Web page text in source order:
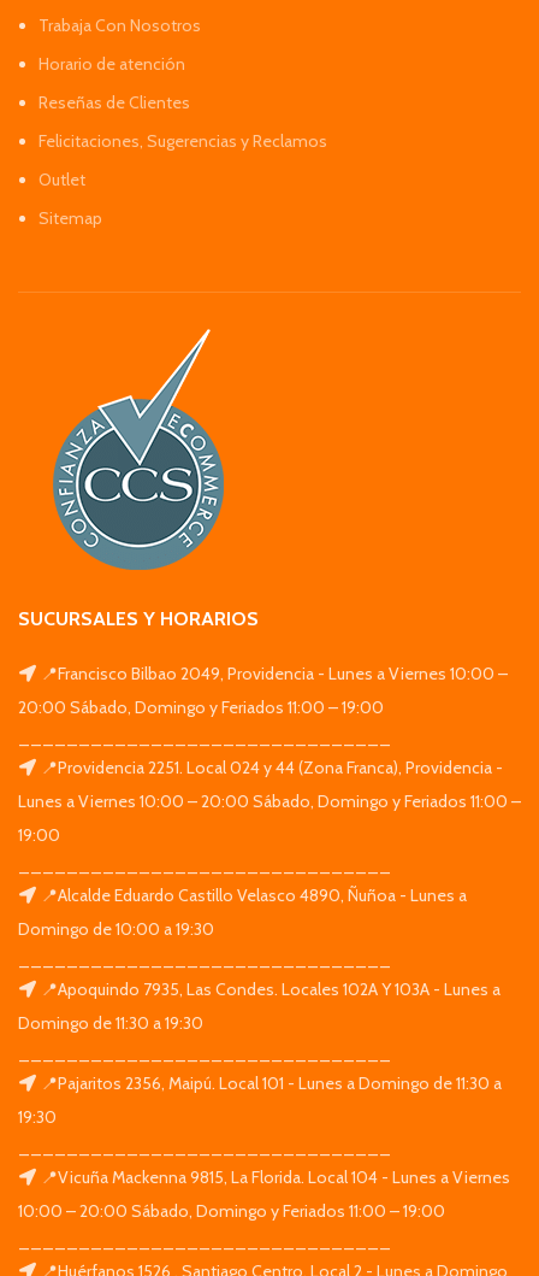
Trabaja Con Nosotros
Horario de atención
Reseñas de Clientes
Felicitaciones, Sugerencias y Reclamos
Outlet
Sitemap
SUCURSALES Y HORARIOS
📍Francisco Bilbao 2049, Providencia - Lunes a Viernes 10:00 –
20:00 Sábado, Domingo y Feriados 11:00 – 19:00
📍Providencia 2251. Local 024 y 44 (Zona Franca), Providencia -
Lunes a Viernes 10:00 – 20:00 Sábado, Domingo y Feriados 11:00 –
19:00
📍Alcalde Eduardo Castillo Velasco 4890, Ñuñoa - Lunes a
Domingo de 10:00 a 19:30
📍Apoquindo 7935, Las Condes. Locales 102A Y 103A - Lunes a
Domingo de 11:30 a 19:30
📍Pajaritos 2356, Maipú. Local 101 - Lunes a Domingo de 11:30 a
19:30
📍Vicuña Mackenna 9815, La Florida. Local 104 - Lunes a Viernes
10:00 – 20:00 Sábado, Domingo y Feriados 11:00 – 19:00
📍Huérfanos 1526 , Santiago Centro. Local 2 - Lunes a Domingo